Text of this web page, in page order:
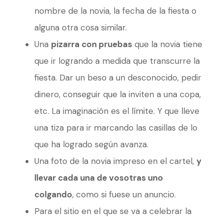
nombre de la novia, la fecha de la fiesta o
alguna otra cosa similar.
Una pizarra con pruebas que la novia tiene
que ir logrando a medida que transcurre la
fiesta. Dar un beso a un desconocido, pedir
dinero, conseguir que la inviten a una copa,
etc. La imaginación es el límite. Y que lleve
una tiza para ir marcando las casillas de lo
que ha logrado según avanza.
Una foto de la novia impreso en el cartel, y
llevar cada una de vosotras uno
colgando, como si fuese un anuncio.
Para el sitio en el que se va a celebrar la